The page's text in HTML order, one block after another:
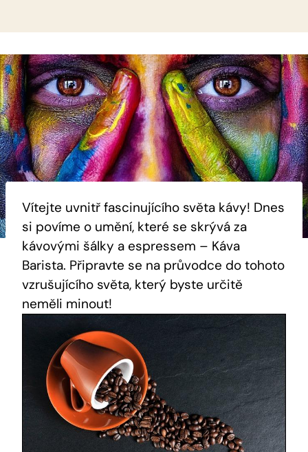
Vítejte uvnitř fascinujícího světa kávy! Dnes
si povíme o umění, které se skrývá za
kávovými šálky a espressem – Káva
Barista. Připravte se na průvodce do tohoto
vzrušujícího světa, který byste určitě
neměli minout!